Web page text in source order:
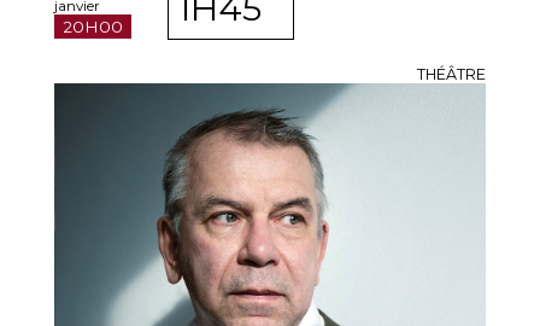
janvier
20H00
THÉÂTRE